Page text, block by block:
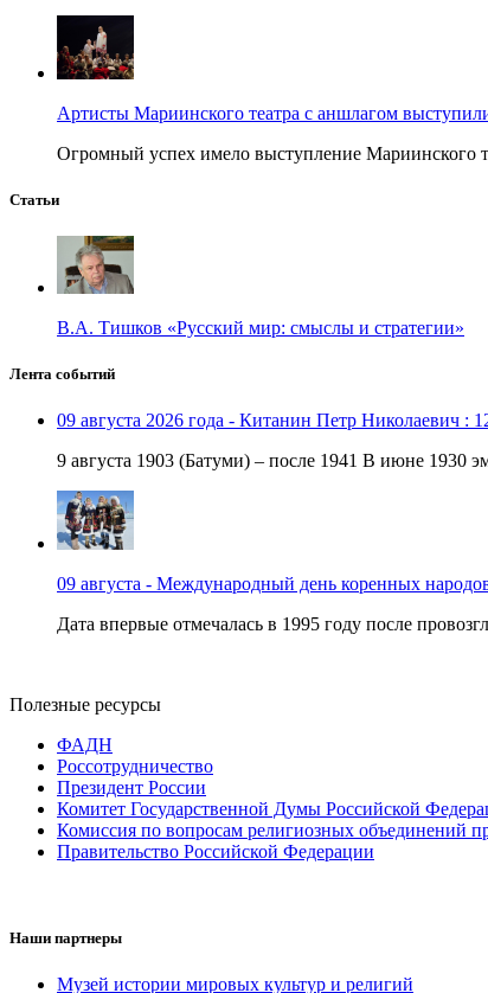
Артисты Мариинского театра с аншлагом
Огромный успех имело выступление Мариинского
Статьи
В.А. Тишков «Русский мир: смыслы и стратегии»
Лента событий
09 августа 2026 года - Китанин Петр Николаевич :
9 августа 1903 (Батуми) – после 1941 В июне 1930
09 августа - Международный день коренных
Дата впервые отмечалась в 1995 году после
Полезные ресурсы
ФАДН
Россотрудничество
Президент России
Комитет Государственной Думы Российской
Комиссия по вопросам религиозных объединений
Правительство Российской Федерации
Наши партнеры
Музей истории мировых культур и религий